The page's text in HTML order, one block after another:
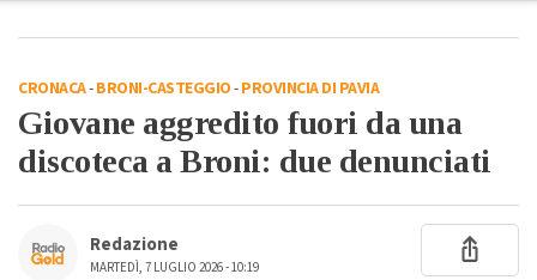
CRONACA-BRONI-CASTEGGIO-PROVINCIA DI PAVIA
Giovane aggredito fuori da una
discoteca a Broni: due denunciati
Redazione
MARTEDÌ, 7 LUGLIO 2026 - 10:19